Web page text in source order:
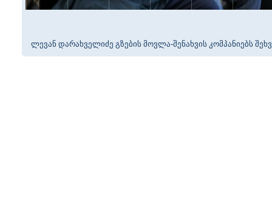
ლევან დარახველიძე გზების მოვლა-შენახვის კომპანიებს